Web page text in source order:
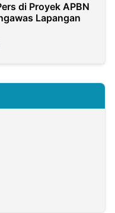
di Proyek APBN
Lapangan